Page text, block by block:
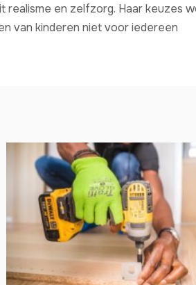
realisme en zelfzorg. Haar keuzes
van kinderen niet voor iedereen